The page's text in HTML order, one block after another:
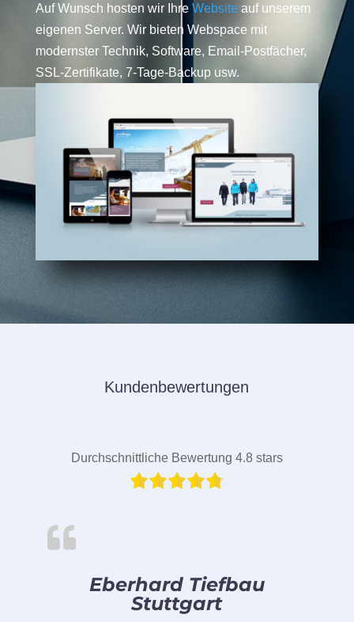
Auf Wunsch hosten wir Ihre Website auf unserem
eigenen Server. Wir bieten Webspace mit
modernster Technik, Software, Email-Postfächer,
SSL-Zertifikate, 7-Tage-Backup usw.
Kundenbewertungen
Durchschnittliche Bewertung 4.8 stars
Eberhard Tiefbau
Stuttgart